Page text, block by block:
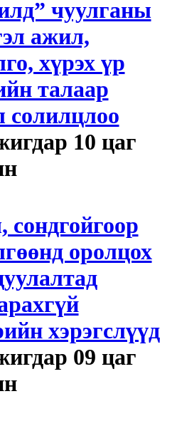
чуулганы
ажил,
хүрэх үр
талаар
солилцлоо
10 цаг
сондгойгоор
оролцох
хэрэгслүүд
09 цаг